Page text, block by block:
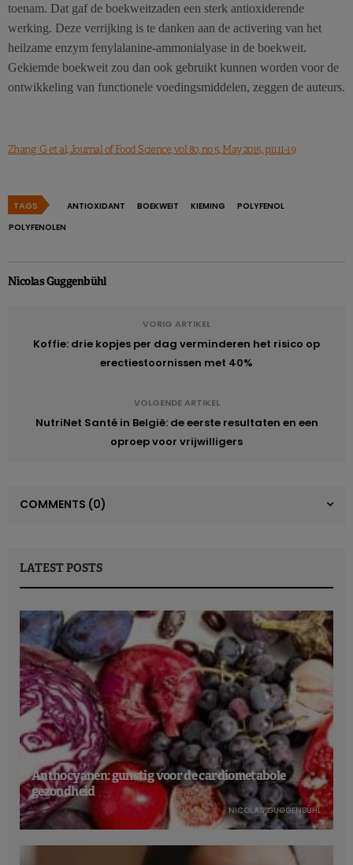
toenam. Dat gaf de boekweitzaden een sterk antioxiderende
werking. Deze verrijking is te danken aan de activering van het
heilzame enzym fenylalanine-ammonialyase in de boekweit.
Gekiemde boekweit zou dan ook gebruikt kunnen worden voor de
ontwikkeling van functionele voedingsmiddelen, zeggen de auteurs.
Zhang G et al, Journal of Food Science, vol 80, no 5, May 2015, p1111-19
TAGS ANTIOXIDANT BOEKWEIT KIEMING
POLYFENOL
POLYFENOLEN
Nicolas Guggenbühl
VORIG ARTIKEL
Koffie: drie kopjes per dag verminderen het risico op
erectiestoornissen met 40%
VOLGENDE ARTIKEL
NutriNet Santé in België: de eerste resultaten en een
oproep voor vrijwilligers
COMMENTS (0)
LATEST POSTS
Anthocyanen: gunstig voor de cardiometabole
gezondheid
NICOLAS GUGGENBÜHL